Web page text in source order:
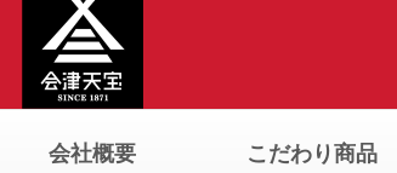
会社概要 こだわり商品